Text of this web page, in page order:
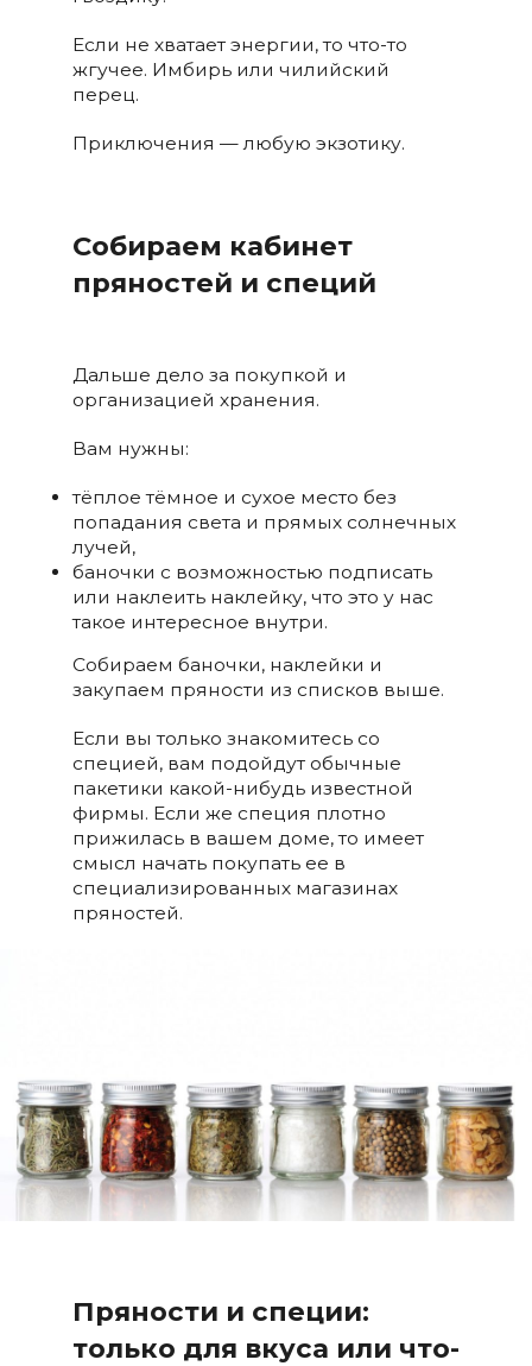
Если не хватает энергии, то что-то
жгучее. Имбирь или чилийский
перец.
Приключения — любую экзотику.
Собираем кабинет
пряностей и специй
Дальше дело за покупкой и
организацией хранения.
Вам нужны:
тёплое тёмное и сухое место без
попадания света и прямых солнечных
лучей,
баночки с возможностью подписать
или наклеить наклейку, что это у нас
такое интересное внутри.
Собираем баночки, наклейки и
закупаем пряности из списков выше.
Если вы только знакомитесь со
специей, вам подойдут обычные
пакетики какой-нибудь известной
фирмы. Если же специя плотно
прижилась в вашем доме, то имеет
смысл начать покупать ее в
специализированных магазинах
пряностей.
Пряности и специи:
только для вкуса или что-